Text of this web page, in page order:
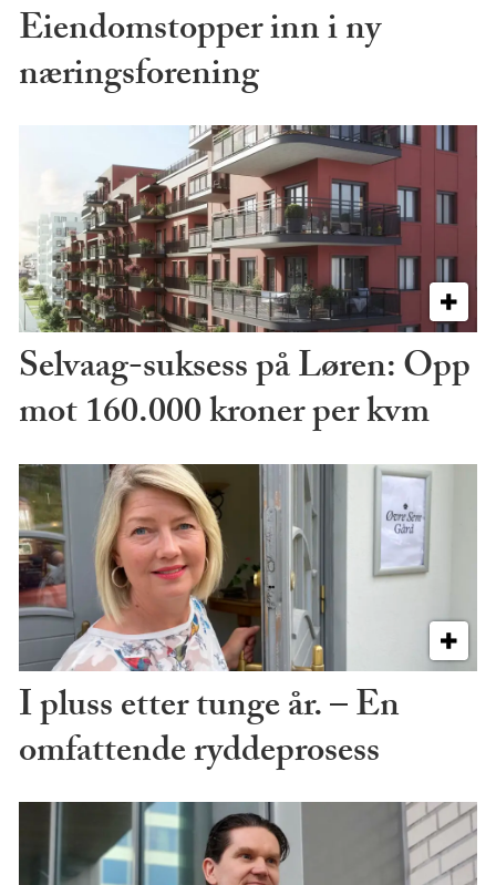
Eiendomstopper inn i ny
næringsforening
Selvaag-suksess på Løren: Opp
mot 160.000 kroner per kvm
I pluss etter tunge år. – En
omfattende ryddeprosess